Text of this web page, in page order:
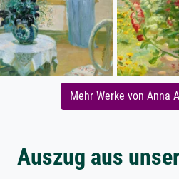
Mehr Werke von Anna
Auszug aus